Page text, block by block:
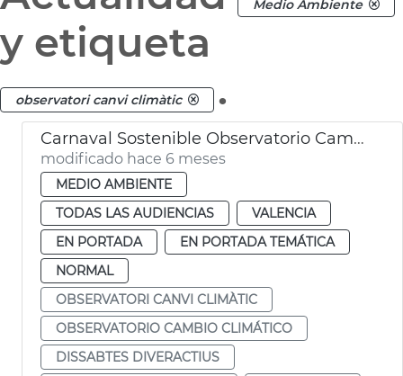
Medio Ambiente
y etiqueta
observatori canvi climàtic .
Carnaval Sostenible Observatorio Cambio Climático València
modificado hace 6 meses
MEDIO AMBIENTE
TODAS LAS AUDIENCIAS
VALENCIA
EN PORTADA
EN PORTADA TEMÁTICA
NORMAL
OBSERVATORI CANVI CLIMÀTIC
OBSERVATORIO CAMBIO CLIMÁTICO
DISSABTES DIVERACTIUS